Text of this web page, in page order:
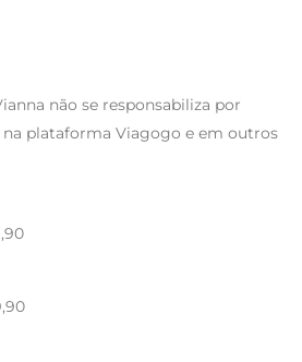
não se responsabiliza por
plataforma Viagogo e em outros